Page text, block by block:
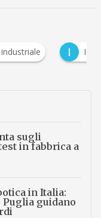
I
sugli
in fabbrica a
in Italia:
Puglia guidano